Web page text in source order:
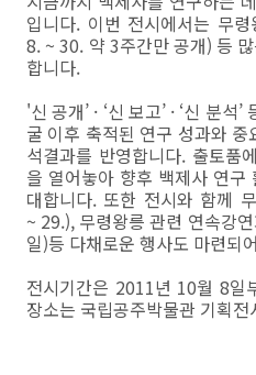
입니다. 이번 전시에서는 무
8. ~ 30. 약 3주간만 공개) 등
합니다.
'신 공개’ · ‘신 보고’ · ‘신 분
굴 이후 축적된 연구 성과와
석결과를 반영합니다. 출토품
을 열어놓아 향후 백제사 연구
대합니다. 또한 전시와 함께
~ 29.), 무령왕릉 관련 연속강
일)등 다채로운 행사도 마련되
전시기간은 2011년 10월 8일
장소는 국립공주박물관 기획